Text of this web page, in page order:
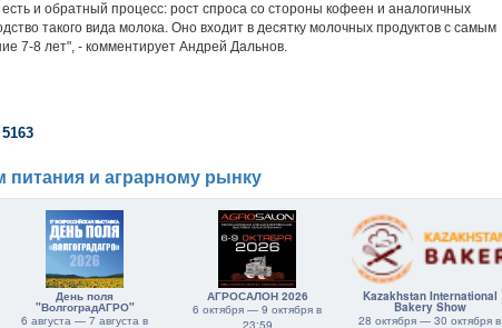
и обратный процесс: рост спроса со стороны кофеен и аналогичных
такого вида молока. Оно входит в десятку молочных продуктов с самым
7-8 лет", - комментирует Андрей Дальнов.
питания и аграрному рынку
День поля
"ВолгоградАГРО"
6 августа — 7 августа в
АГРОСАЛОН 2026
6 октября — 9 октября в
23:59
Kazakhstan International
Bakery Show
28 октября — 30 октября в